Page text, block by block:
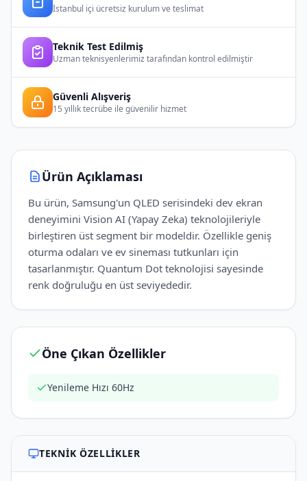
Ürün Açıklaması
Bu ürün, Samsung'un QLED serisindeki dev ekran
deneyimini Vision AI (Yapay Zeka) teknolojileriyle
birleştiren üst segment bir modeldir. Özellikle geniş
oturma odaları ve ev sineması tutkunları için
tasarlanmıştır. Quantum Dot teknolojisi sayesinde
renk doğruluğu en üst seviyededir.
Öne Çıkan Özellikler
Yenileme Hızı 60Hz
TEKNIK ÖZELLIKLER
İstanbul içi ücretsiz kurulum ve teslimat
Teknik Test Edilmiş
Uzman teknisyenlerimiz tarafından kontrol edilmiştir
Güvenli Alışveriş
15 yıllık tecrübe ile güvenilir hizmet